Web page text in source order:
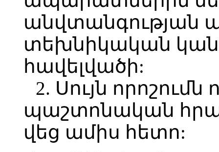
անվտանգության
տեխնիկական
հավելվածի:
2. Սույն որոշումն
պաշտոնական
վեց ամիս հետո: